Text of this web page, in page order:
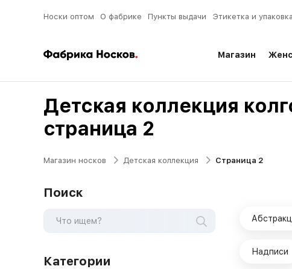
Носки оптом О фабрике Пункты выдачи Этикетка и
Магазин
Детская коллекция
страница 2
Магазин носков Детская коллекция Страница 2
Поиск
Категории
Надписи